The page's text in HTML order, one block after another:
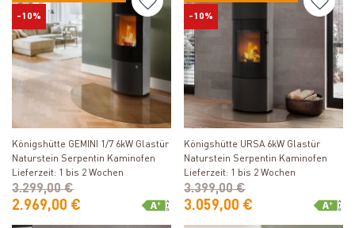
-10%
Produkt ansehen
Königshütte GEMINI 1/7 6kW Glastür
Naturstein Serpentin Kaminofen
Lieferzeit: 1 bis 2 Wochen
2.969,00 €
3.299,00 €
-10%
Produkt ansehen
Königshütte URSA 6kW Glastür
Naturstein Serpentin Kaminofen
Lieferzeit: 1 bis 2 Wochen
3.059,00 €
3.399,00 €